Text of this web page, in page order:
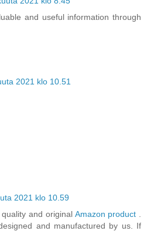
and useful information through
2021 klo 10.51
2021 klo 10.59
and original Amazon product
and manufactured by us. If